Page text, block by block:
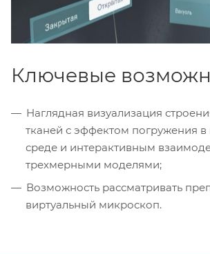
Ключевые
Наглядная визуализация
тканей с эффектом погружения в
среде и интерактивным
трехмерными моделями;
Возможность рассматривать
виртуальный микроскоп.